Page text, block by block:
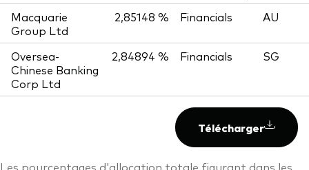
Macquarie
Group Ltd
2,85148 % Financials AU
Oversea-
Chinese Banking
Corp Ltd
2,84894 % Financials SG
Télécharger
Les pourcentages d'allocation totale figurant dans les